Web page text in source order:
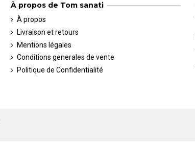
À propos de Tom sanati
À propos
Livraison et retours
Mentions légales
Conditions generales de vente
Politique de Confidentialité